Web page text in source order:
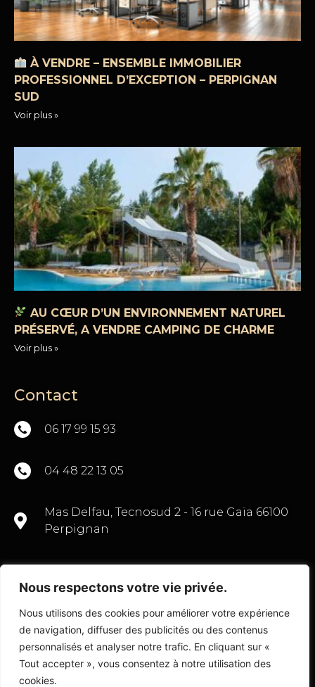
Nous respectons votre vie privée.
Nous utilisons des cookies pour améliorer votre expérience
de navigation, diffuser des publicités ou des contenus
personnalisés et analyser notre trafic. En cliquant sur «
Tout accepter », vous consentez à notre utilisation des
cookies.
À VENDRE – ENSEMBLE IMMOBILIER
PROFESSIONNEL D’EXCEPTION – PERPIGNAN
SUD
Voir plus »
AU CŒUR D’UN ENVIRONNEMENT NATUREL
PRÉSERVÉ, A VENDRE CAMPING DE CHARME
Voir plus »
Contact
06 17 99 15 93
04 48 22 13 05
Mas Delfau, Tecnosud 2 - 16 rue Gaïa 66100
Perpignan
CONTACTEZ-NOUS
© Copyright 2022 Transactions Commerce 66